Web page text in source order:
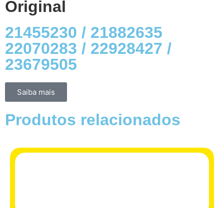
Original
21455230 / 21882635
22070283 / 22928427 /
23679505
Saiba mais
Produtos relacionados